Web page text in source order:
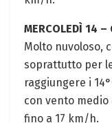
MERCOLEDÌ 14 –
Molto nuvoloso,
soprattutto per
raggiungere i
con vento
fino a 17 km/h.